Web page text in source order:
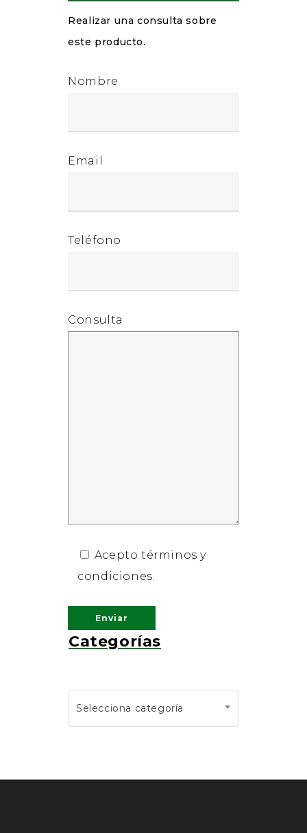
Categorías
Selecciona categoría
Realizar una consulta sobre
este producto.
Nombre
Email
Teléfono
Consulta
Acepto términos y
condiciones.